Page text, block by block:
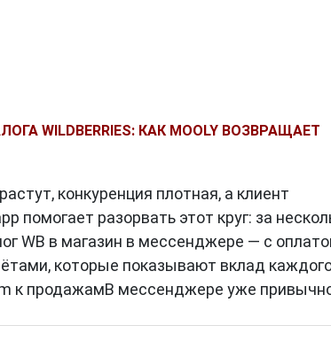
WILDBERRIES: КАК MOOLY ВОЗВРАЩАЕТ
конкуренция плотная, а клиент
помогает разорвать этот круг: за
WB в магазин в мессенджере — с
которые показывают вклад
к продажамВ мессенджере уже